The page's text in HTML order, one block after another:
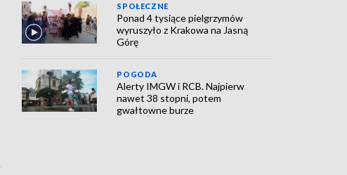
SPOŁECZNE
Ponad 4 tysiące pielgrzymów
wyruszyło z Krakowa na Jasną
Górę
POGODA
Alerty IMGW i RCB. Najpierw
nawet 38 stopni, potem
gwałtowne burze